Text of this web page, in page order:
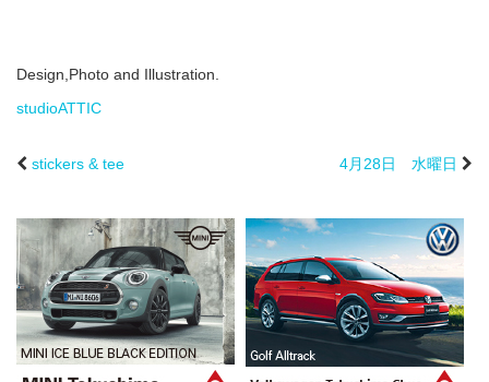
Design,Photo and Illustration.
studioATTIC
stickers & tee 4月28日 水曜日